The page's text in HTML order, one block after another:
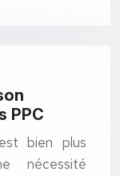
PPC
bien plus
nécessité